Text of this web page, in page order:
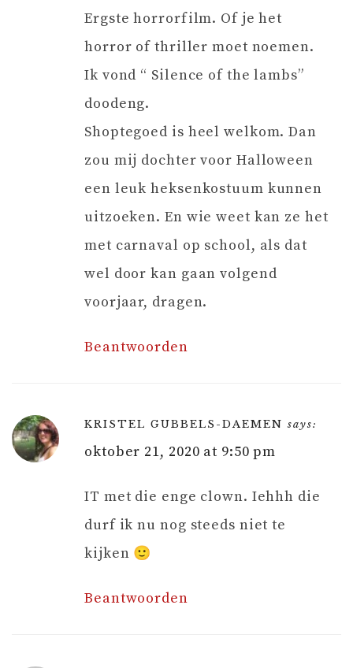
Ergste horrorfilm. Of je het
horror of thriller moet noemen.
Ik vond “ Silence of the lambs”
doodeng.
Shoptegoed is heel welkom. Dan
zou mij dochter voor Halloween
een leuk heksenkostuum kunnen
uitzoeken. En wie weet kan ze het
met carnaval op school, als dat
wel door kan gaan volgend
voorjaar, dragen.
Beantwoorden
KRISTEL GUBBELS-DAEMEN says:
oktober 21, 2020 at 9:50 pm
IT met die enge clown. Iehhh die
durf ik nu nog steeds niet te
kijken 🙂
Beantwoorden